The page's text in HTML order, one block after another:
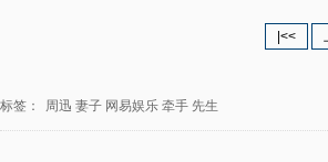
|<<
标签： 周迅 妻子 网易娱乐 牵手 先生